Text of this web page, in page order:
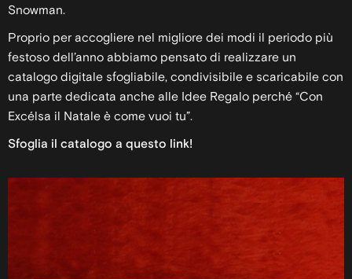
Snowman.
Proprio per accogliere nel migliore dei modi il periodo più
festoso dell’anno abbiamo pensato di realizzare un
catalogo digitale sfogliabile, condivisibile e scaricabile con
una parte dedicata anche alle Idee Regalo perché “Con
Excélsa il Natale è come vuoi tu”.
Sfoglia il catalogo a questo link!